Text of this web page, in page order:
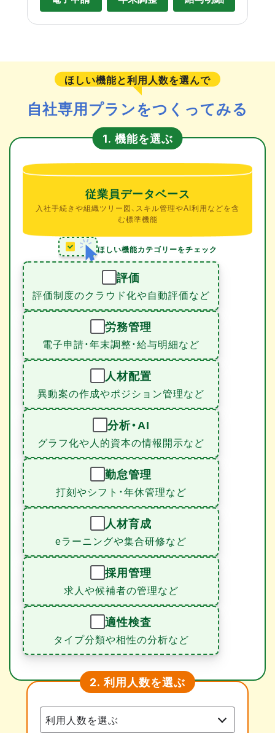
ほしい機能と利用人数を選んで
自社専用プランをつくってみる
1. 機能を選ぶ
従業員データベース
入社手続きや組織ツリー図、スキル管理やAI利用などを含
む標準機能
ほしい機能カテゴリーをチェック
評価
評価制度のクラウド化や自動評価など
労務管理
電子申請・年末調整・給与明細など
人材配置
異動案の作成やポジション管理など
分析・AI
グラフ化や人的資本の情報開示など
勤怠管理
打刻やシフト・年休管理など
人材育成
eラーニングや集合研修など
採用管理
求人や候補者の管理など
適性検査
タイプ分類や相性の分析など
2. 利用人数を選ぶ